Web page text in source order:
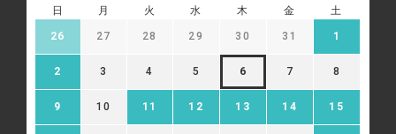
・Google アナリティクス オプトアウト アドオン:
13-2 広告配信について、当社はGoogle等の第三者広告
配信事業者を利用しており、当該第三者がCookie等によ
ってお客様のウェブサイトへの訪問・行動履歴情報を取
得、利用する場合があります。また、当社が保有する個人
情報を、氏名や住所など直接特定の個人を識別できる情報
を除外し、ハッシュ化（※）等の加工を行ったうえで、当
日 月 火 水 木 金 土
26 27 28 29 30 31 1
2 3 4 5 6 7 8
9 10 11 12 13 14 15